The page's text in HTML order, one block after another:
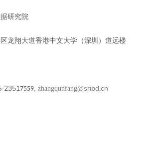
研究院
龙翔大道香港中文大学（深圳）道远楼
-23517559, zhangqunfang@sribd.cn